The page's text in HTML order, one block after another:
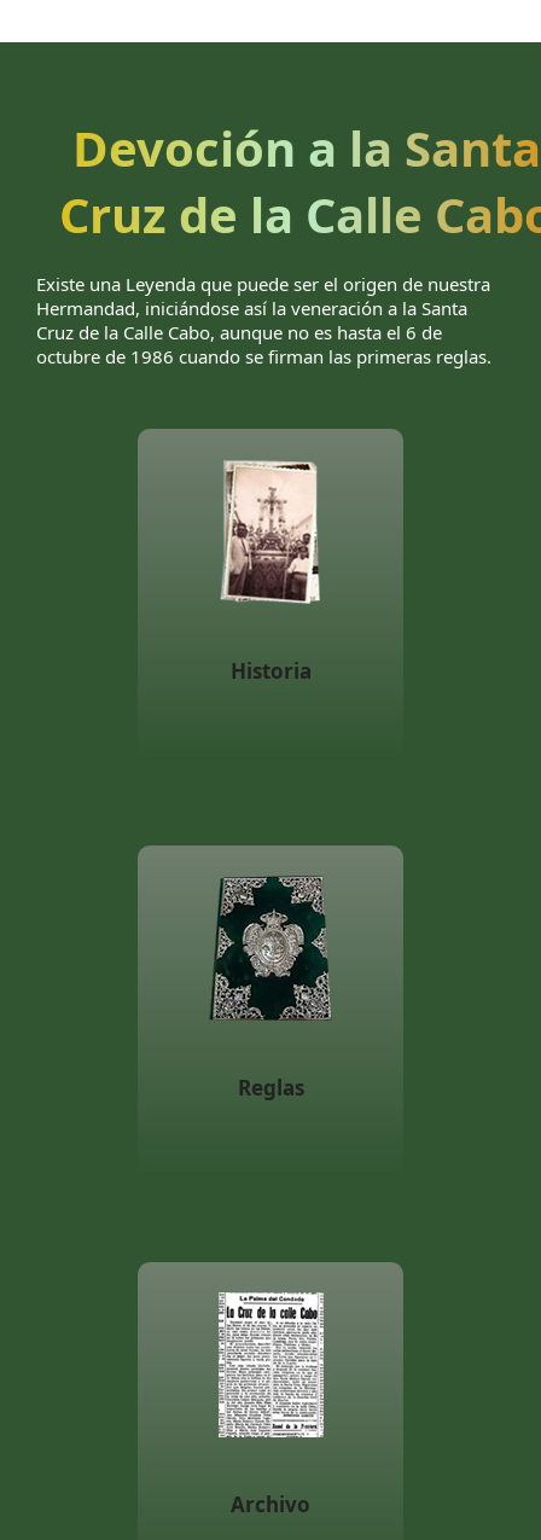
Devoción a la Santa
Cruz de la Calle
Existe una Leyenda que puede ser el origen de nuestra
Hermandad, iniciándose así la veneración a la Santa
Cruz de la Calle Cabo, aunque no es hasta el 6 de
octubre de 1986 cuando se firman las primeras reglas.
Historia
Reglas
Archivo